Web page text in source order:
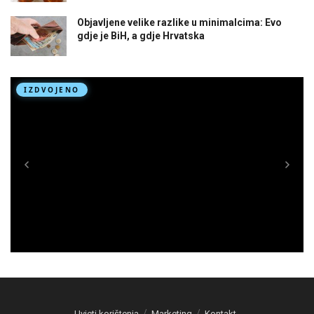
Objavljene velike razlike u minimalcima: Evo
gdje je BiH, a gdje Hrvatska